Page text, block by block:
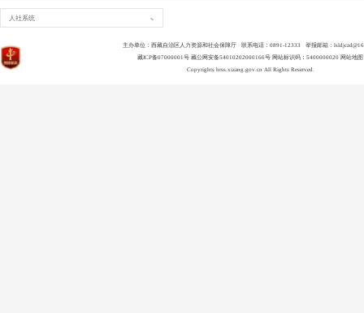
人社系统
主办单位：西藏自治区人力资源和社会保障厅 联系电话：0891-12333 举报邮箱：
藏ICP备07000001号 藏公网安备54010202000166号 网站标识码：5400000020 网站地图
Copyrights hrss.xizang.gov.cn All Rights Reserved.